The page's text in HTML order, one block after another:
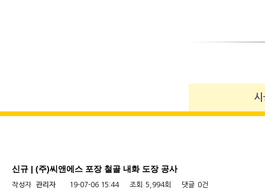
신규 | (주)씨앤에스 포장 철골 내화 도장 공사
작성자 관리자 19-07-06 15:44 조회 5,994회 댓글 0건